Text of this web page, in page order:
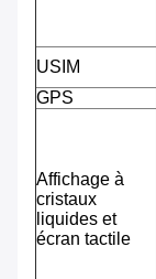
USIM
GPS
Affichage à
cristaux
liquides et
écran tactile